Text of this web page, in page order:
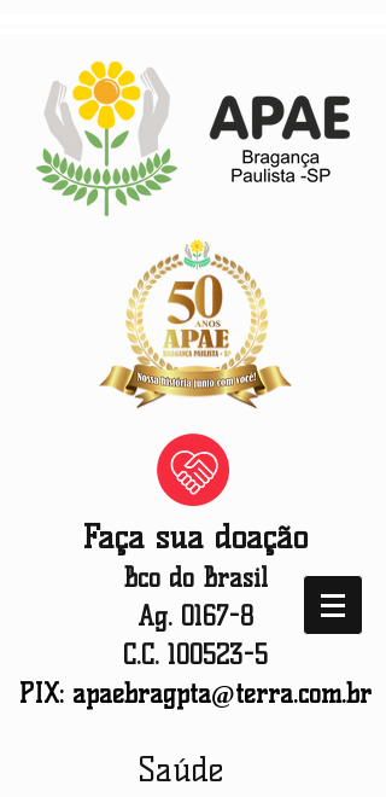
Faça sua doação
Bco do Brasil
Ag. 0167-8
C.C. 100523-5
PIX: apaebragpta@terra.com.br
Saúde